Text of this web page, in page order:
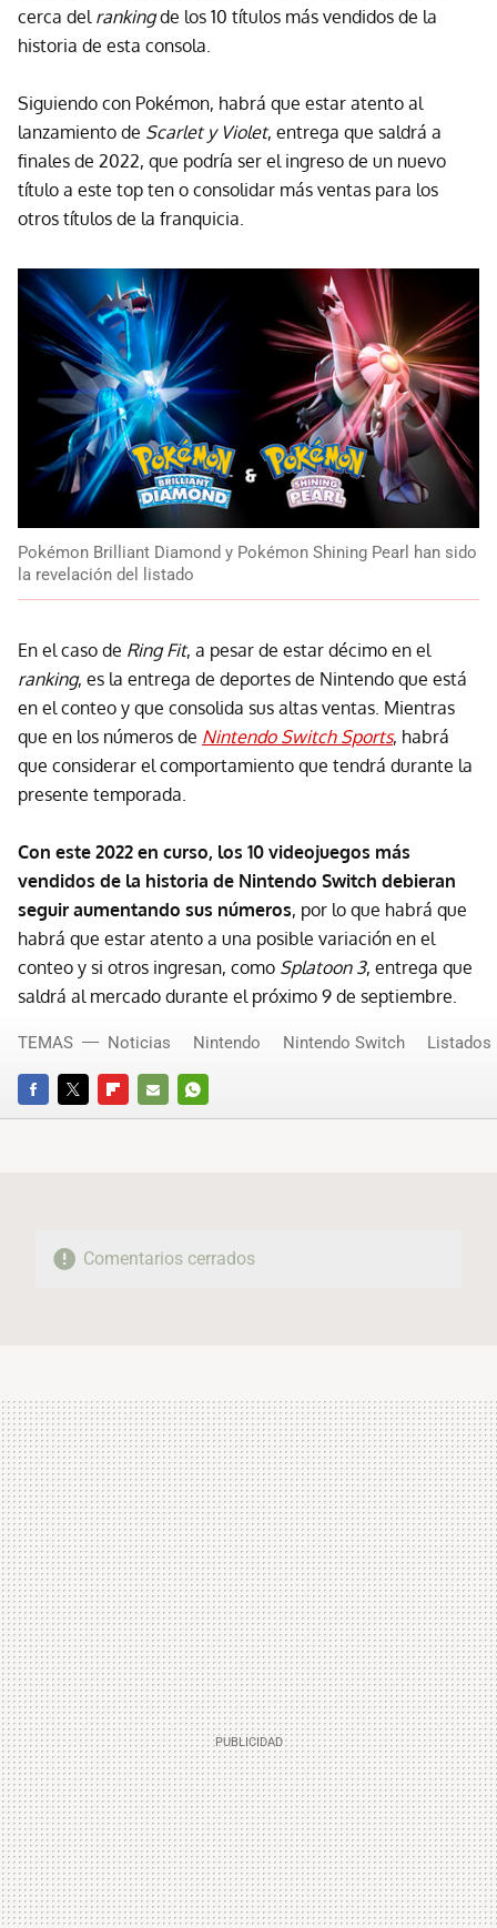
cerca del rankingde los 10 títulos más vendidos de la
historia de esta consola.
Siguiendo con Pokémon, habrá que estar atento al
lanzamiento de Scarlet y Violet, entrega que saldrá a
finales de 2022, que podría ser el ingreso de un nuevo
título a este top ten o consolidar más ventas para los
otros títulos de la franquicia.
Pokémon Brilliant Diamond y Pokémon Shining Pearl han sido
la revelación del listado
En el caso de Ring Fit, a pesar de estar décimo en el
ranking, es la entrega de deportes de Nintendo que está
en el conteo y que consolida sus altas ventas. Mientras
que en los números de Nintendo Switch Sports, habrá
que considerar el comportamiento que tendrá durante la
presente temporada.
Con este 2022 en curso, los 10 videojuegos más
vendidos de la historia de Nintendo Switch debieran
seguir aumentando sus números, por lo que habrá que
habrá que estar atento a una posible variación en el
conteo y si otros ingresan, como Splatoon 3, entrega que
saldrá al mercado durante el próximo 9 de septiembre.
FACEBOOKTWITTERFLIPBOARD
E-
WHATSAPP
TEMAS Noticias Nintendo Nintendo Switch Listados
Comentarios cerrados